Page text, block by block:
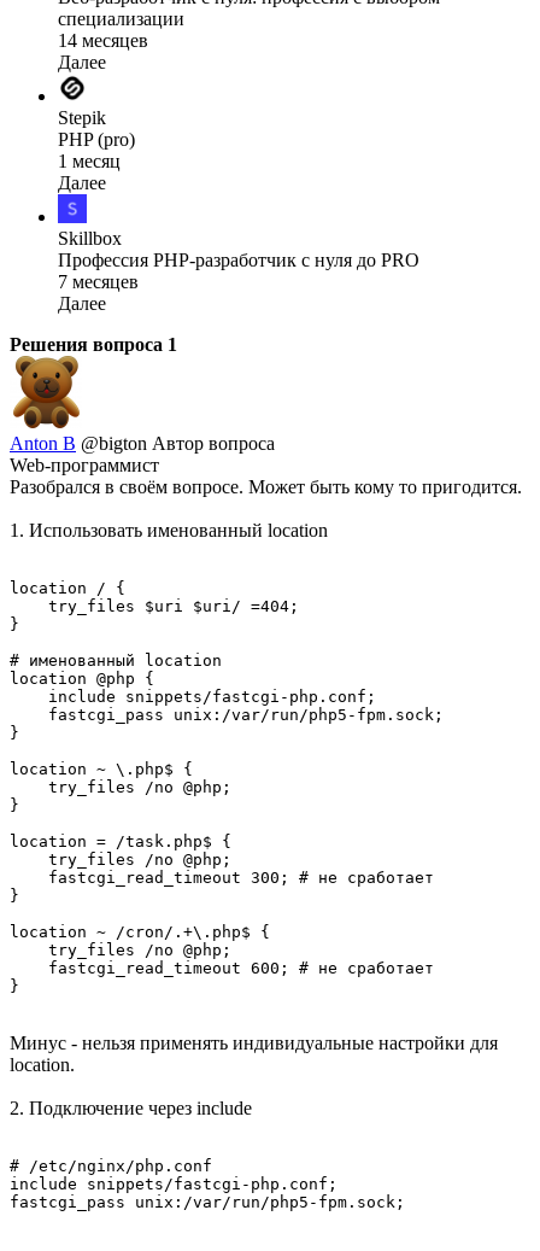
специализации
14 месяцев
Далее
Stepik
PHP (pro)
1 месяц
Далее
Skillbox
Профессия PHP-разработчик с нуля до PRO
7 месяцев
Далее
Решения вопроса 1
Anton B @bigton Автор вопроса
Web-программист
Разобрался в своём вопросе. Может быть кому то пригодится.
1. Использовать именованный location
location / {
    try_files $uri $uri/ =404;
}
# именованный location
location @php {
    include snippets/fastcgi-php.conf;
    fastcgi_pass unix:/var/run/php5-fpm.sock;
}
location ~ \.php$ {
    try_files /no @php;
}
location = /task.php$ {
    try_files /no @php;
    fastcgi_read_timeout 300; # не сработает
}
location ~ /cron/.+\.php$ {
    try_files /no @php;
    fastcgi_read_timeout 600; # не сработает
}
Минус - нельзя применять индивидуальные настройки для
location.
2. Подключение через include
# /etc/nginx/php.conf
include snippets/fastcgi-php.conf;
fastcgi_pass unix:/var/run/php5-fpm.sock;